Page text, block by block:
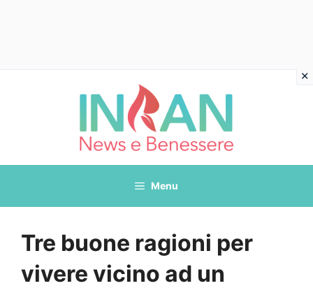
Menu
Tre buone ragioni per
vivere vicino ad un